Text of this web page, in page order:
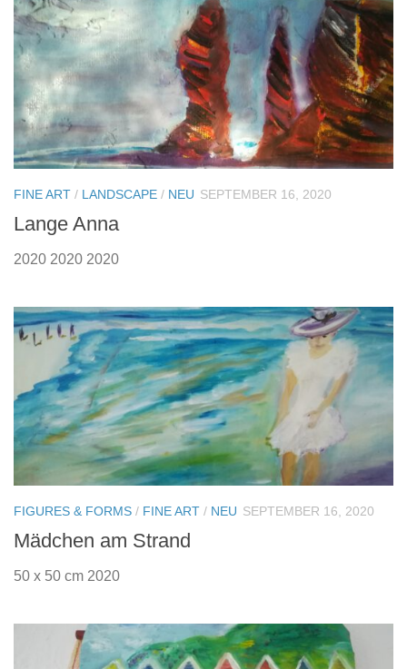
FINE ART / LANDSCAPE / NEU SEPTEMBER 16, 2020
Lange Anna
2020 2020 2020
FIGURES & FORMS / FINE ART / NEU SEPTEMBER 16, 2020
Mädchen am Strand
50 x 50 cm 2020